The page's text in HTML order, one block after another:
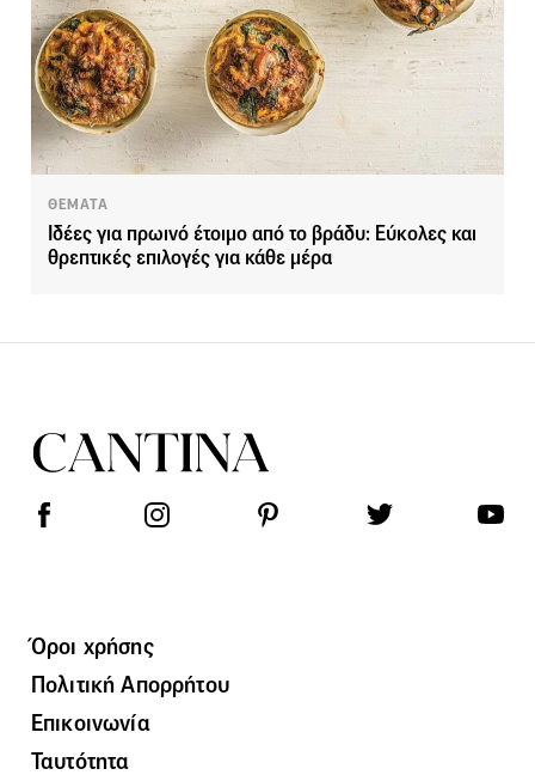
ΘΕΜΑΤΑ
Ιδέες για πρωινό έτοιμο από το βράδυ: Εύκολες και
θρεπτικές επιλογές για κάθε μέρα
Όροι χρήσης
Πολιτική Απορρήτου
Επικοινωνία
Ταυτότητα